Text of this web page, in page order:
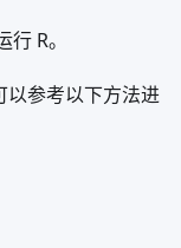
R。
参考以下方法进